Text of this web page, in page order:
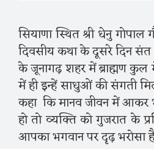
सियाणा स्थित श्री धेनु गोपाल
दिवसीय कथा के दूसरे दिन संत
के जूनागढ़ शहर में ब्राह्मण
में ही इन्हें साधुओं की संगती
कहा कि मानव जीवन में आकर
हो तो व्यक्ति को गुजरात के
आपका भगवान पर दृढ़